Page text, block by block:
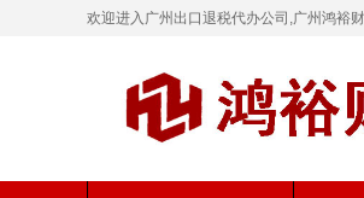
欢迎进入广州出口退税代办公司,广州鸿裕